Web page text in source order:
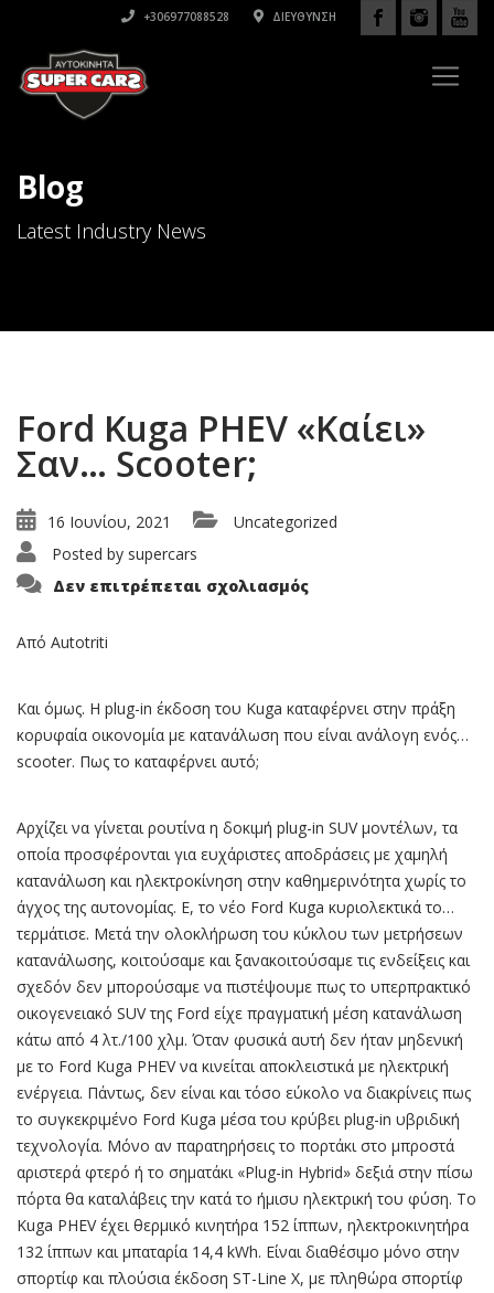
+306977088528 ΔΙΕΎΘΥΝΣΗ
Blog
Latest Industry News
Ford Kuga PHEV «Καίει»
Σαν… Scooter;
16 Ιουνίου, 2021
Uncategorized
Posted by supercars
Δεν επιτρέπεται σχολιασμόςστο
Ford
Από Autotriti
Και όμως. H plug-in έκδοση του Kuga καταφέρνει στην πράξη
κορυφαία οικονομία με κατανάλωση που είναι ανάλογη ενός…
scooter. Πως το καταφέρνει αυτό;
Αρχίζει να γίνεται ρουτίνα η δοκιμή plug-in SUV μοντέλων, τα
οποία προσφέρονται για ευχάριστες αποδράσεις με χαμηλή
κατανάλωση και ηλεκτροκίνηση στην καθημερινότητα χωρίς το
άγχος της αυτονομίας. Ε, το νέο Ford Kuga κυριολεκτικά το…
τερμάτισε. Mετά την ολοκλήρωση του κύκλου των μετρήσεων
κατανάλωσης, κοιτούσαμε και ξανακοιτούσαμε τις ενδείξεις και
σχεδόν δεν μπορούσαμε να πιστέψουμε πως το υπερπρακτικό
οικογενειακό SUV της Ford είχε πραγματική μέση κατανάλωση
κάτω από 4 λτ./100 χλμ. Όταν φυσικά αυτή δεν ήταν μηδενική
με το Ford Kuga PHEV να κινείται αποκλειστικά με ηλεκτρική
ενέργεια. Πάντως, δεν είναι και τόσο εύκολο να διακρίνεις πως
το συγκεκριμένο Ford Kuga μέσα του κρύβει plug-in υβριδική
τεχνολογία. Μόνο αν παρατηρήσεις το πορτάκι στο μπροστά
αριστερά φτερό ή το σηματάκι «Plug-in Hybrid» δεξιά στην πίσω
πόρτα θα καταλάβεις την κατά το ήμισυ ηλεκτρική του φύση. Το
Kuga PHEV έχει θερμικό κινητήρα 152 ίππων, ηλεκτροκινητήρα
132 ίππων και μπαταρία 14,4 kWh. Είναι διαθέσιμο μόνο στην
σπορτίφ και πλούσια έκδοση ST-Line Χ, με πληθώρα σπορτίφ